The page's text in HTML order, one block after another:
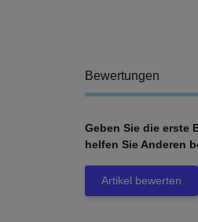
Bewertungen
Geben Sie die erste
helfen Sie Anderen
Artikel bewerten